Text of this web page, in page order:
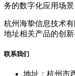
务的数字化应用场景
杭州海挚信息技术
地址相关产品的创新
联系我们
地址：杭州市